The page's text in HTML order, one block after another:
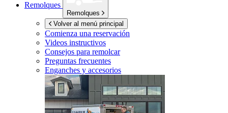
Remolques
Remolques
Volver al menú principal
Comienza una reservación
Videos instructivos
Consejos para remolcar
Preguntas frecuentes
Enganches y accesorios